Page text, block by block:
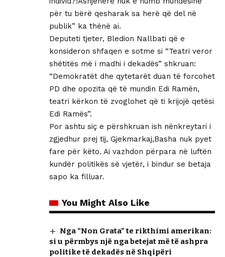
për tu bërë qesharak sa herë që del në
publik” ka thënë ai.
Deputeti tjeter, Bledion Nallbati që e
konsideron shfaqen e sotme si “Teatri veror
shëtitës më i madhi i dekadës” shkruan:
“Demokratët dhe qytetarët duan të forcohet
PD dhe opozita që të mundin Edi Ramën,
teatri kërkon të zvoglohet që ti krijojë qetësi
Edi Ramës”.
Por ashtu siç e përshkruan ish nënkreytari i
zgjedhur prej tij, Gjekmarkaj,Basha nuk pyet
fare për këto. Ai vazhdon përpara në luftën
kundër politikës së vjetër, i bindur se betaja
sapo ka filluar.
You Might Also Like
Nga “Non Grata” te rikthimi amerikan:
si u përmbys një nga betejat më të ashpra
politike të dekadës në Shqipëri